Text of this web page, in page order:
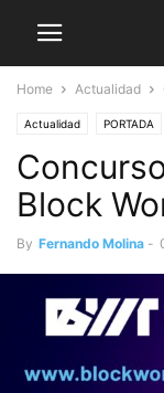
Home Actualidad
Actualidad PORTADA
Block
By Fernando Molina -